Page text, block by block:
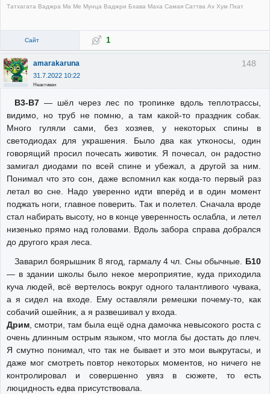
Татхагата Ваджра Ма Ме Мунца Ваджри Бхава Маха Самая Саттва Ах Хум Пхат
Сайт 1
148
amarakaruna
31.7.2022 10:22
Неактивен
В3-В7— шёл через лес по тропинке вдоль теплотрассы,
видимо, но труб не помню, а там какой-то праздник собак.
Много гуляли сами, без хозяев, у некоторых спины в
светодиодах для украшения. Было два как утконосы, один
говорящий просил почесать животик. Я почесал, он радостно
замигал диодами по всей спине и убежал, а другой за ним.
Понимал что это сон, даже вспомнил как когда-то первый раз
летал во сне. Надо уверенно идти вперёд и в один момент
поджать ноги, главное поверить. Так и полетел. Сначала вроде
стал набирать высоту, но в конце уверенность ослабла, и летел
низенько прямо над головами. Вдоль забора справа добрался
до другого края леса.
Заварил боярышник 8 ягод, гармалу 4 чл. Сны обычные. Б10
— в здании школы было некое мероприятие, куда приходила
куча людей, всё вертелось вокруг одного талантливого чувака,
а я сидел на входе. Ему оставляли ремешки почему-то, как
собачий ошейник, а я развешивал у входа.
Дрим, смотри, там была ещё одна дамочка невысокого роста с
очень длинным острым языком, что могла бы достать до плеч.
Я смутно понимал, что так не бывает и это мои выкрутасы, и
даже мог смотреть повтор некоторых моментов, но ничего не
контролировал и совершенно увяз в сюжете, то есть
люцидность едва присутствовала.